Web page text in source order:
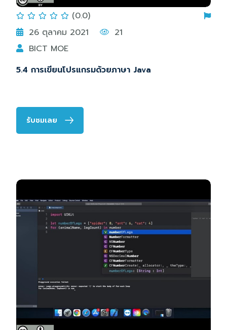
(0.0)
26 ตุลาคม 2021
21
BICT MOE
5.4 การเขียนโปรแกรมด้วยภาษา Java
รับชมเลย